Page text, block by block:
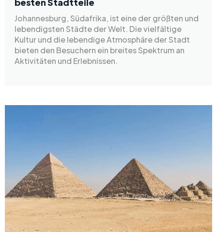
besten Stadtteile
Johannesburg, Südafrika, ist eine der größten und
lebendigsten Städte der Welt. Die vielfältige
Kultur und die lebendige Atmosphäre der Stadt
bieten den Besuchern ein breites Spektrum an
Aktivitäten und Erlebnissen.